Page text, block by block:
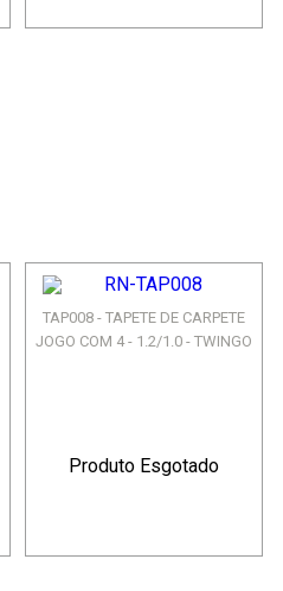
TAP008 - TAPETE DE CARPETE
JOGO COM 4 - 1.2/1.0 - TWINGO
Produto Esgotado